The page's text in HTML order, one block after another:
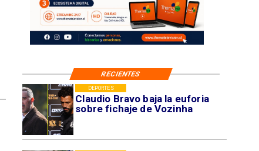
Claudio Bravo baja la euforia
sobre fichaje de Vozinha
DEPORTES
RECIENTES